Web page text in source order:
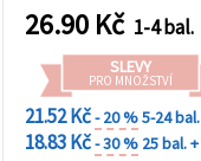
26.90 Kč 1-4 bal.
SLEVY
PRO MNOŽSTVÍ
21.52 Kč- 20 %5-24 bal.
18.83 Kč- 30 % 25 bal. +